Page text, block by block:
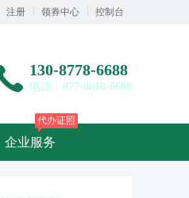
注册 领券中心 控制台
130-8778-6688
电话：077-8818-6688
企业服务
代办证照